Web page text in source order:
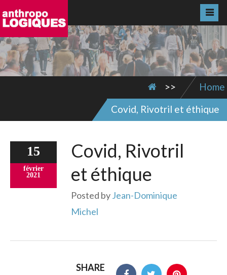
>>
Home
Covid, Rivotril et éthique
15
février
2021
Covid, Rivotril
et éthique
Posted byJean-Dominique
Michel
SHARE